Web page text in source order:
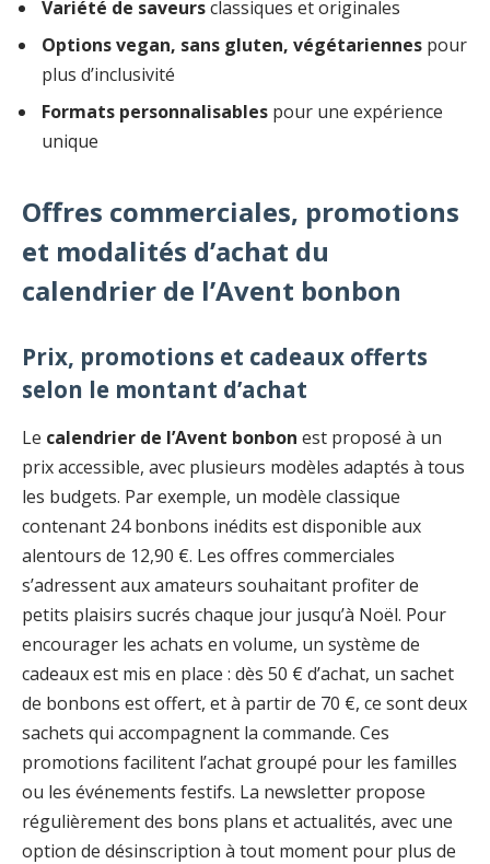
Variété de saveursclassiques et originales
Options vegan, sans gluten, végétariennes pour
plus d’inclusivité
Formats personnalisables pour une expérience
unique
Offres commerciales, promotions
et modalités d’achat du
calendrier de l’Avent bonbon
Prix, promotions et cadeaux offerts
selon le montant d’achat
Le calendrier de l’Avent bonbon est proposé à un
prix accessible, avec plusieurs modèles adaptés à tous
les budgets. Par exemple, un modèle classique
contenant 24 bonbons inédits est disponible aux
alentours de 12,90 €. Les offres commerciales
s’adressent aux amateurs souhaitant profiter de
petits plaisirs sucrés chaque jour jusqu’à Noël. Pour
encourager les achats en volume, un système de
cadeaux est mis en place : dès 50 € d’achat, un sachet
de bonbons est offert, et à partir de 70 €, ce sont deux
sachets qui accompagnent la commande. Ces
promotions facilitent l’achat groupé pour les familles
ou les événements festifs. La newsletter propose
régulièrement des bons plans et actualités, avec une
option de désinscription à tout moment pour plus de